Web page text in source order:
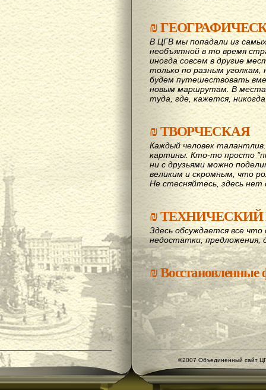
₪
В ЦГВ мы попадали из
необъятной в то время
иногда совсем в другие
только по разным
будем путешествовать
новым маршрутам. В
туда, где, кажется,
₪ТВОРЧЕСКАЯ
Каждый человек
картины. Кто-то просто
ни с друзьями можно
великим и скромным, что
Не стесняйтесь, здесь нет
₪ТЕХНИЧЕСКИЙ
Здесь обсуждается все
недостатки, предложения,
₪
©2007 Объединенный сайт